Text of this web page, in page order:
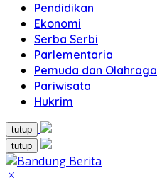
Pendidikan
Ekonomi
Serba Serbi
Parlementaria
Pemuda dan Olahraga
Pariwisata
Hukrim
tutup
tutup